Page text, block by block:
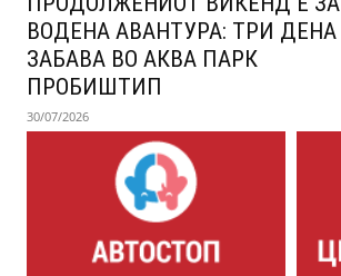
ВОДЕНА АВАНТУРА: ТРИ ДЕНА
ЗАБАВА ВО АКВА ПАРК
ПРОБИШТИП
30/07/2026